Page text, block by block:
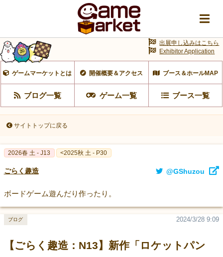
ゲームマーケットとは 開催概要＆アクセス ブース＆ホールMAP
ブログ一覧 ゲーム一覧 ブース一覧
出展申し込みはこちら
Exhibitor Application
サイトトップに戻る
2026春 土 - J13 <2025秋 土 - P30
ごらく趣造 @GShuzou
ボードゲーム遊んだり作ったり。
【ごらく趣造：N13】新作「ロケットパン
2024/3/28 9:09
ブログ